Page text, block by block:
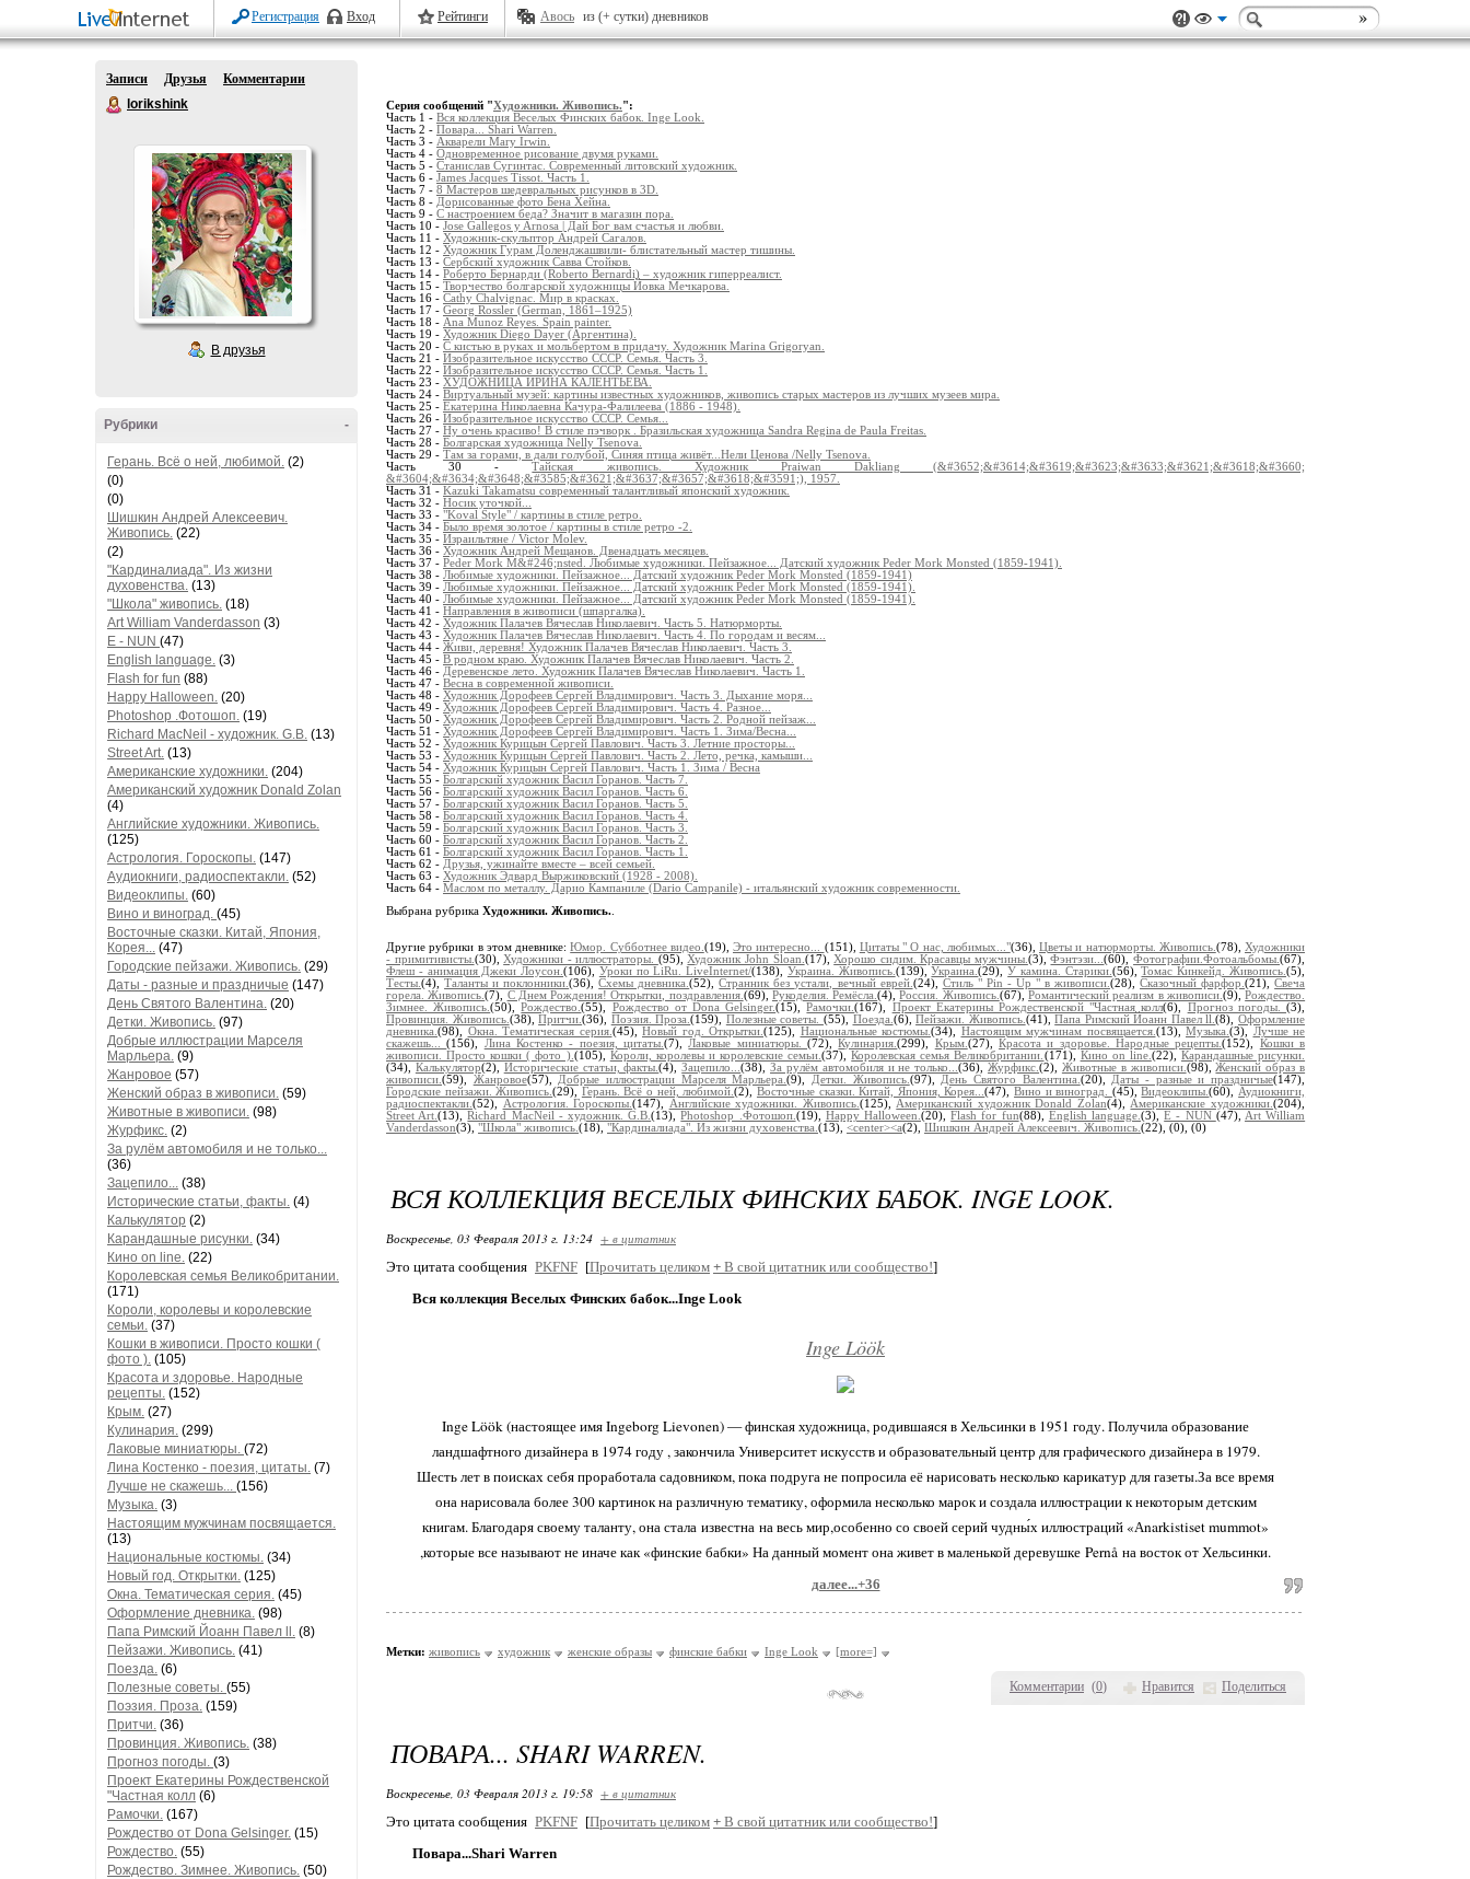
Регистрация Вход Рейтинги Авось из (+ сутки) дневников
Записи Друзья
Комментарии
lorikshink
В друзья
-
Рубрики
Герань. Всё о ней, любимой. (2)
(0)
(0)
Шишкин Андрей Алексеевич.
Живопись. (22)
(2)
"Кардиналиада". Из жизни
духовенства. (13)
"Школа" живопись. (18)
Art William Vanderdasson (3)
E - NUN (47)
English language. (3)
Flash for fun (88)
Happy Halloween. (20)
Photoshop .Фотошоп. (19)
Richard MacNeil - художник. G.B. (13)
Street Art. (13)
Американские художники. (204)
Американский художник Donald Zolan
(4)
Английские художники. Живопись.
(125)
Астрология. Гороскопы. (147)
Аудиокниги, радиоспектакли. (52)
Видеоклипы. (60)
Вино и виноград. (45)
Восточные сказки. Китай, Япония,
Корея... (47)
Городские пейзажи. Живопись. (29)
Даты - разные и праздничые (147)
День Святого Валентина. (20)
Детки. Живопись. (97)
Добрые иллюстрации Марселя
Марльера. (9)
Жанровое (57)
Женский образ в живописи. (59)
Животные в живописи. (98)
Журфикс. (2)
За рулём автомобиля и не только...
(36)
Зацепило... (38)
Исторические статьи, факты. (4)
Калькулятор (2)
Карандашные рисунки. (34)
Кино on line. (22)
Королевская семья Великобритании.
(171)
Короли, королевы и королевские
семьи. (37)
Кошки в живописи. Просто кошки (
фото ). (105)
Красота и здоровье. Народные
рецепты. (152)
Крым. (27)
Кулинария. (299)
Лаковые миниатюры. (72)
Лина Костенко - поезия, цитаты. (7)
Лучше не скажешь... (156)
Музыка. (3)
Настоящим мужчинам посвящается.
(13)
Национальные костюмы. (34)
Новый год. Открытки. (125)
Окна. Тематическая серия. (45)
Оформление дневника. (98)
Папа Римский Йоанн Павел ll. (8)
Пейзажи. Живопись. (41)
Поезда. (6)
Полезные советы. (55)
Поэзия. Проза. (159)
Притчи. (36)
Провинция. Живопись. (38)
Прогноз погоды. (3)
Проект Екатерины Рождественской
"Частная колл (6)
Рамочки. (167)
Рождество от Dona Gelsinger. (15)
Рождество. (55)
Рождество. Зимнее. Живопись. (50)
Серия сообщений "Художники. Живопись.":
Часть 1 - Вся коллекция Веселых Финских бабок. Inge Look.
Часть 2 - Повара... Shari Warren.
Часть 3 - Акварели Mary Irwin.
Часть 4 - Одновременное рисование двумя руками.
Часть 5 - Станислав Сугинтас. Современный литовский художник.
Часть 6 - James Jacques Tissot. Часть 1.
Часть 7 - 8 Мастеров шедевральных рисунков в 3D.
Часть 8 - Дорисованные фото Бена Хейна.
Часть 9 - С настроением беда? Значит в магазин пора.
Часть 10 - Jose Gallegos y Arnosa | Дай Бог вам счастья и любви.
Часть 11 - Художник-скульптор Андрей Сагалов.
Часть 12 - Художник Гурам Доленджашвили- блистательный мастер тишины.
Часть 13 - Сербский художник Савва Стойков.
Часть 14 - Роберто Бернарди (Roberto Bernardi) – художник гиперреалист.
Часть 15 - Творчество болгарской художницы Йовка Мечкарова.
Часть 16 - Cathy Chalvignac. Мир в красках.
Часть 17 - Georg Rossler (German, 1861–1925)
Часть 18 - Ana Munoz Reyes. Spain painter.
Часть 19 - Художник Diego Dayer (Аргентина).
Часть 20 - С кистью в руках и мольбертом в придачу. Художник Marina Grigoryan.
Часть 21 - Изобразительное искусство СССР. Семья. Часть 3.
Часть 22 - Изобразительное искусство СССР. Семья. Часть 1.
Часть 23 - ХУДОЖНИЦА ИРИНА КАЛЕНТЬЕВА.
Часть 24 - Виртуальный музей: картины известных художников, живопись старых мастеров из лучших музеев мира.
Часть 25 - Екатерина Николаевна Качура-Фалилеева (1886 - 1948).
Часть 26 - Изобразительное искусство СССР. Семья...
Часть 27 - Ну очень красиво! В стиле пэчворк . Бразильская художница Sandra Regina de Paula Freitas.
Часть 28 - Болгарская художница Nelly Tsenova.
Часть 29 - Там за горами, в дали голубой, Синяя птица живёт...Нели Ценова /Nelly Tsenova.
Часть 30 -Тайская живопись. Художник Praiwan Dakliang (&#3652;&#3614;&#3619;&#3623;&#3633;&#3621;&#3618;&#3660;
&#3604;&#3634;&#3648;&#3585;&#3621;&#3637;&#3657;&#3618;&#3591;), 1957.
Часть 31 - Kazuki Takamatsu современный талантливый японский художник.
Часть 32 - Носик уточкой...
Часть 33 - "Koval Style" / картины в стиле ретро.
Часть 34 - Было время золотое / картины в стиле ретро -2.
Часть 35 - Израильтяне / Victor Molev.
Часть 36 - Художник Андрей Мещанов. Двенадцать месяцев.
Часть 37 - Peder Mork M&#246;nsted. Любимые художники. Пейзажное... Датский художник Peder Mork Monsted (1859-1941).
Часть 38 - Любимые художники. Пейзажное... Датский художник Peder Mork Monsted (1859-1941)
Часть 39 - Любимые художники. Пейзажное... Датский художник Peder Mork Monsted (1859-1941).
Часть 40 - Любимые художники. Пейзажное... Датский художник Peder Mork Monsted (1859-1941).
Часть 41 - Направления в живописи (шпаргалка).
Часть 42 - Художник Палачев Вячеслав Николаевич. Часть 5. Натюрморты.
Часть 43 - Художник Палачев Вячеслав Николаевич. Часть 4. По городам и весям...
Часть 44 - Живи, деревня! Художник Палачев Вячеслав Николаевич. Часть 3.
Часть 45 - В родном краю. Художник Палачев Вячеслав Николаевич. Часть 2.
Часть 46 - Деревенское лето. Художник Палачев Вячеслав Николаевич. Часть 1.
Часть 47 - Весна в современной живописи.
Часть 48 - Художник Дорофеев Сергей Владимирович. Часть 3. Дыхание моря...
Часть 49 - Художник Дорофеев Сергей Владимирович. Часть 4. Разное...
Часть 50 - Художник Дорофеев Сергей Владимирович. Часть 2. Родной пейзаж...
Часть 51 - Художник Дорофеев Сергей Владимирович. Часть 1. Зима/Весна...
Часть 52 - Художник Курицын Сергей Павлович. Часть 3. Летние просторы...
Часть 53 - Художник Курицын Сергей Павлович. Часть 2. Лето, речка, камыши...
Часть 54 - Художник Курицын Сергей Павлович. Часть 1. Зима / Весна
Часть 55 - Болгарский художник Васил Горанов. Часть 7.
Часть 56 - Болгарский художник Васил Горанов. Часть 6.
Часть 57 - Болгарский художник Васил Горанов. Часть 5.
Часть 58 - Болгарский художник Васил Горанов. Часть 4.
Часть 59 - Болгарский художник Васил Горанов. Часть 3.
Часть 60 - Болгарский художник Васил Горанов. Часть 2.
Часть 61 - Болгарский художник Васил Горанов. Часть 1.
Часть 62 - Друзья, ужинайте вместе – всей семьей.
Часть 63 - Художник Эдвард Выржиковский (1928 - 2008).
Часть 64 - Маслом по металлу. Дарио Кампаниле (Dario Campanile) - итальянский художник современности.
Выбрана рубрика Художники. Живопись.
Другие рубрики в этом дневнике:Юмор. Субботнее видео. (19), Это интересно... (151), Цитаты " О нас, любимых..."(36), Цветы и натюрморты. Живопись. (78), Художники
- примитивисты. (30),Художники - иллюстраторы. (95),Художник John Sloan. (17),Хорошо сидим. Красавцы мужчины. (3),Фэнтэзи...(60),Фотографии.Фотоальбомы.(67),
Флеш - анимация Джеки Лоусон.(106), Уроки по LiRu. LiveInternet/(138), Украина. Живопись. (139),Украина.(29),У камина. Старики. (56),Томас Кинкейд. Живопись.(5),
Тесты. (4),Таланты и поклонники.(36),Схемы дневника.(52),Странник без устали, вечный еврей. (24), Стиль " Pin - Up " в живописи. (28),Сказочный фарфор.(21),Свеча
горела. Живопись.(7), С Днем Рождения! Открытки, поздравления. (69), Рукоделия. Ремёсла.(4),Россия. Живопись. (67),Романтический реализм в живописи. (9),Рождество.
Зимнее. Живопись.(50),Рождество.(55), Рождество от Dona Gelsinger.(15),Рамочки.(167), Проект Екатерины Рождественской "Частная колл(6), Прогноз погоды.(3),
Провинция. Живопись. (38),Притчи.(36), Поэзия. Проза.(159), Полезные советы. (55), Поезда. (6),Пейзажи. Живопись. (41),Папа Римский Йоанн Павел ll.(8), Оформление
дневника. (98), Окна. Тематическая серия. (45), Новый год. Открытки. (125), Национальные костюмы. (34), Настоящим мужчинам посвящается. (13), Музыка. (3),
Лучше не
скажешь...(156), Лина Костенко - поезия, цитаты.(7), Лаковые миниатюры.(72),Кулинария.(299), Крым. (27),Красота и здоровье. Народные рецепты.(152), Кошки в
живописи. Просто кошки ( фото ). (105), Короли, королевы и королевские семьи.(37),Королевская семья Великобритании. (171), Кино on line. (22), Карандашные рисунки.
(34), Калькулятор(2), Исторические статьи, факты.(4),Зацепило...(38),За рулём автомобиля и не только...(36),Журфикс.(2), Животные в живописи. (98),Женский образ в
живописи. (59), Жанровое(57), Добрые иллюстрации Марселя Марльера.(9), Детки. Живопись. (97), День Святого Валентина. (20), Даты - разные и праздничые(147),
Городские пейзажи. Живопись.(29), Герань. Всё о ней, любимой.(2), Восточные сказки. Китай, Япония, Корея...(47),Вино и виноград. (45),Видеоклипы.(60), Аудиокниги,
радиоспектакли. (52), Астрология. Гороскопы.(147), Английские художники. Живопись. (125), Американский художник Donald Zolan(4), Американские художники.(204),
Street Art.(13),Richard MacNeil - художник. G.B.(13),Photoshop .Фотошоп. (19), Happy Halloween. (20),Flash for fun(88), English language. (3),E - NUN (47), Art William
Vanderdasson(3), "Школа" живопись. (18), "Кардиналиада". Из жизни духовенства. (13), <center><a(2), Шишкин Андрей Алексеевич. Живопись. (22), (0), (0)
Комментарии (0) Нравится Поделиться
ВСЯ КОЛЛЕКЦИЯ ВЕСЕЛЫХ ФИНСКИХ БАБОК. INGE LOOK.
Воскресенье, 03 Февраля 2013 г. 13:24 + в цитатник
Это цитата сообщения PKFNF [Прочитать целиком + В свой цитатник или сообщество!]
Вся коллекция Веселых Финских бабок...Inge Look
Inge Löök
Inge Löök (настоящее имя Ingeborg Lievonen) — финская художница, родившаяся в Хельсинки в 1951 году. Получила образование
ландшафтного дизайнера в 1974 году , закончила Университет искусств и образовательный центр для графического дизайнера в 1979.
Шесть лет в поисках себя проработала садовником, пока подруга не попросила её нарисовать несколько карикатур для газеты.За все время
она нарисовала более 300 картинок на различную тематику, оформила несколько марок и создала иллюстрации к некоторым детским
книгам. Благодаря своему таланту, она стала известна на весь мир,особенно со своей серий чудны́х иллюстраций «Аnarkistiset mummot»
,которые все называют не иначе как «финские бабки» На данный момент она живет в маленькой деревушке Pernå на восток от Хельсинки.
далее...+36
Метки: живопись художник женские образы финские бабки Inge Look [more=]
ПОВАРА... SHARI WARREN.
Воскресенье, 03 Февраля 2013 г. 19:58 + в цитатник
Это цитата сообщения PKFNF [Прочитать целиком + В свой цитатник или сообщество!]
Повара...Shari Warren